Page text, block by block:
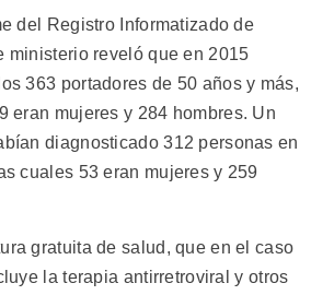
del Registro Informatizado de
ministerio reveló que en 2015
363 portadores de 50 años y más,
eran mujeres y 284 hombres. Un
diagnosticado 312 personas en
cuales 53 eran mujeres y 259
gratuita de salud, que en el caso
la terapia antirretroviral y otros